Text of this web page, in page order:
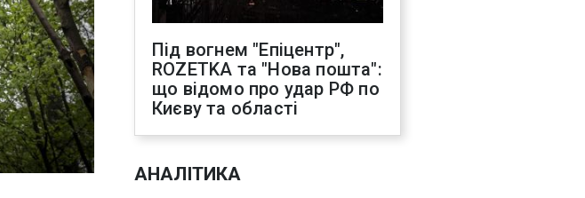
Під вогнем "Епіцентр",
ROZETKA та "Нова пошта":
що відомо про удар РФ по
Києву та області
АНАЛІТИКА